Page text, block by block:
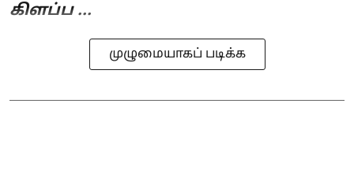
கிளப்ப ...
முழுமையாகப் படிக்க